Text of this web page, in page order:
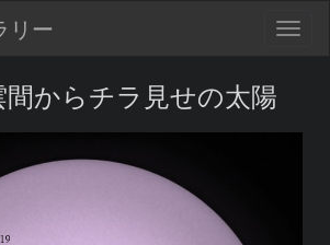
リー
間からチラ見せの太陽